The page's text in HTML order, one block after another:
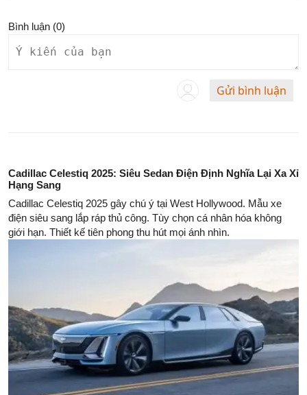
Bình luận (0)
Gửi bình luận
Cadillac Celestiq 2025: Siêu Sedan Điện Định Nghĩa Lại Xa Xỉ
Hạng Sang
Cadillac Celestiq 2025 gây chú ý tại West Hollywood. Mẫu xe
điện siêu sang lắp ráp thủ công. Tùy chọn cá nhân hóa không
giới hạn. Thiết kế tiên phong thu hút mọi ánh nhìn.